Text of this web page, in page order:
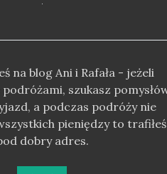
na blog Ani i Rafała - jeżeli
szukasz
a podczas podróży nie
pieniędzy to trafiłeś
dobry adres.